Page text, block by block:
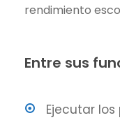
rendimiento
Entre sus
Ejecutar